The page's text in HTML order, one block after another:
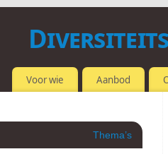
Voor wie Aanbod
Thema’s